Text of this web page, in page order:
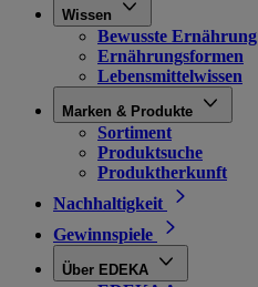
Wissen
Bewusste Ernährung
Ernährungsformen
Lebensmittelwissen
Marken & Produkte
Sortiment
Produktsuche
Produktherkunft
Nachhaltigkeit
Gewinnspiele
Über EDEKA